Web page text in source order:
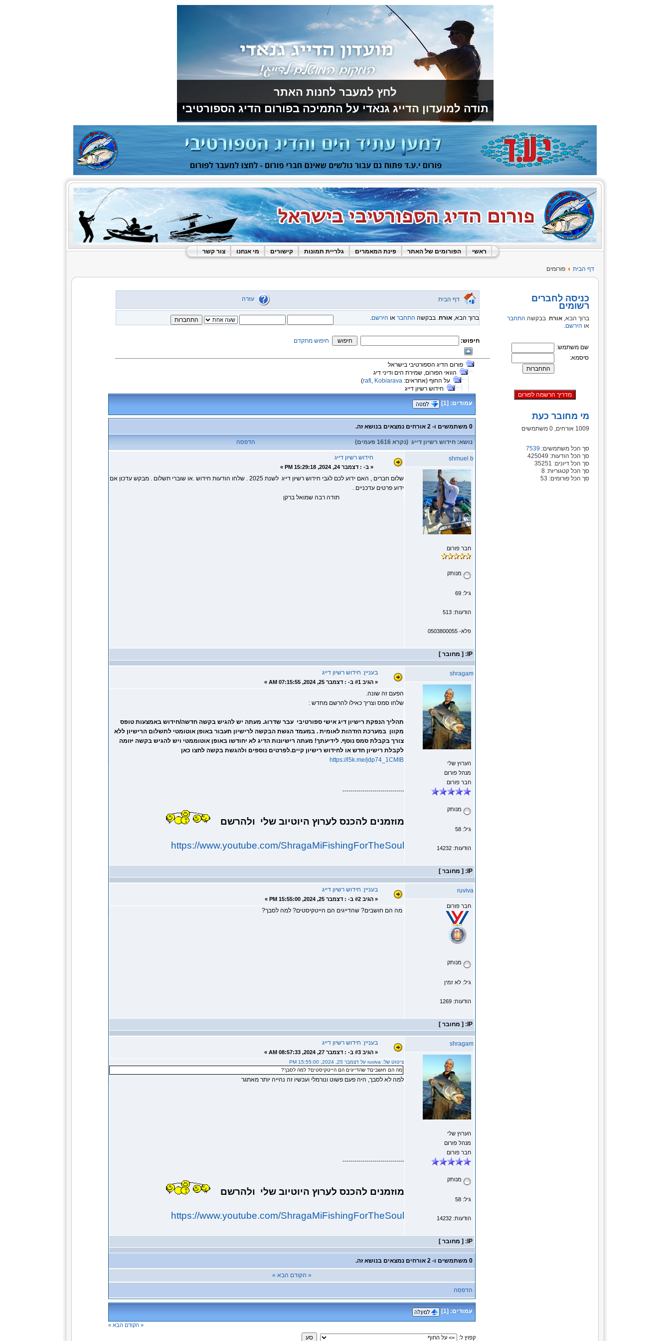
לחץ למעבר לחנות האתר
תודה למועדון הדייג גנאדי על התמיכה בפורום הדיג הספורטיבי
ראשי הפורומים של האתר פינת המאמרים גלריית תמונות קישורים מי אנחנו צור קשר
דף הבית פורומים
כניסה לחברים
רשומים
ברוך הבא, אורח. בבקשה התחבר
או הירשם.
שם משתמש:
סיסמא:
מי מחובר כעת
1009 אורחים, 0 משתמשים
סך הכל משתמשים: 7539
סך הכל הודעות: 425049
סך הכל דיונים: 35251
סך הכל קטגוריות: 8
סך הכל פורומים: 53
דף הבית עזרה
ברוך הבא, אורח. בבקשה התחבר או הירשם.
חיפוש: חיפוש מתקדם
פורום הדיג הספורטיבי בישראל
הוואי הפורום, שמירת הים ודיני דיג
על החוף (אחראים: rafi, Kobiarava
)
חידוש רשיון דייג
עמודים: [
1
]
0 משתמשים ו- 2 אורחים נמצאים בנושא זה.
נושא: חידוש רשיון דייג (נקרא 1616 פעמים) הדפסה
shmuel b
חבר פורום
מנותק
גיל: 69
הודעות: 513
פלא- 0503800055
חידוש רשיון דייג
« ב- : דצמבר 24, 2024, 15:29:18 PM »
שלום חברים , האם ידוע לכם לגבי חידוש רשיון דייג לשנת 2025 . שלחו הודעות חידוש .או שוברי תשלום . מבקש עדכון אם
ידוע פרטים עדכניים .
תודה רבה שמואל ברקן
shragam
הערוץ שלי
מנהל פורום
חבר פורום
מנותק
גיל: 58
הודעות: 14232
בעניין: חידוש רשיון דייג
« הגיב #1 ב- : דצמבר 25, 2024, 07:15:55 AM »
הפעם זה שונה.
שלחו סמס וצריך כאילו להרשם מחדש :
תהליך הנפקת רישיון דיג אישי ספורטיבי עבר שדרוג. מעתה יש להגיש בקשה חדשה/חידוש באמצעות טופס
מקוון במערכת הזדהות לאומית . במעמד הגשת הבקשה לרישיון תעבור באופן אוטומטי לתשלום הרישיון ללא
צורך בקבלת סמס נוסף. לידיעתך! מעתה רישיונות הדיג לא יחודשו באופן אוטוממטי ויש להגיש בקשה יזומה
לקבלת רישיון חדש או לחידוש רישיון קיים.לפרטים נוספים ולהגשת בקשה לחצו כאן
https://l5k.me/jdp74_1CMIB
-------------------------------
מוזמנים להכנס לערוץ היוטיוב שלי ולהרשם
https://www.youtube.com/ShragaMiFishingForTheSoul
ruviva
חבר פורום
מנותק
גיל: לא זמין
הודעות: 1269
בעניין: חידוש רשיון דייג
« הגיב #2 ב- : דצמבר 25, 2024, 15:55:00 PM »
מה הם חושבים? שהדייגים הם הייטקיסטים? למה לסבך?
shragam
הערוץ שלי
מנהל פורום
חבר פורום
מנותק
גיל: 58
הודעות: 14232
בעניין: חידוש רשיון דייג
« הגיב #3 ב- : דצמבר 27, 2024, 08:57:33 AM »
ציטוט של: ruviva על דצמבר 25, 2024, 15:55:00 PM
מה הם חושבים? שהדייגים הם הייטקיסטים? למה לסבך?
למה לא לסבך, היה פעם פשוט ונורמלי ועכשיו זה נהייה יותר מאתגר
-------------------------------
מוזמנים להכנס לערוץ היוטיוב שלי ולהרשם
https://www.youtube.com/ShragaMiFishingForTheSoul
0 משתמשים ו- 2 אורחים נמצאים בנושא זה.
« הקודם הבא »
הדפסה
עמודים: [
1
]
« הקודם הבא »
קפוץ ל: